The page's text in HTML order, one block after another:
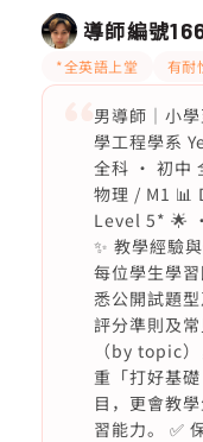
導師編號
*全英語上堂 有耐
男導師｜小
學工程學系
全科 • 初中
物理 / M1 📊
Level 5* 🌟
✨ 教學經驗
每位學生學
悉公開試題
評分準則及
（by topic
重「打好基
目，更會教
習能力。 ✅